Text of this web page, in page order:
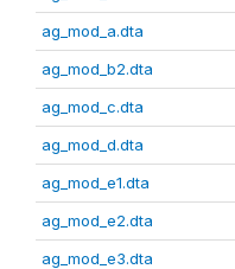
ag_mod_a.dta
ag_mod_b2.dta
ag_mod_c.dta
ag_mod_d.dta
ag_mod_e1.dta
ag_mod_e2.dta
ag_mod_e3.dta